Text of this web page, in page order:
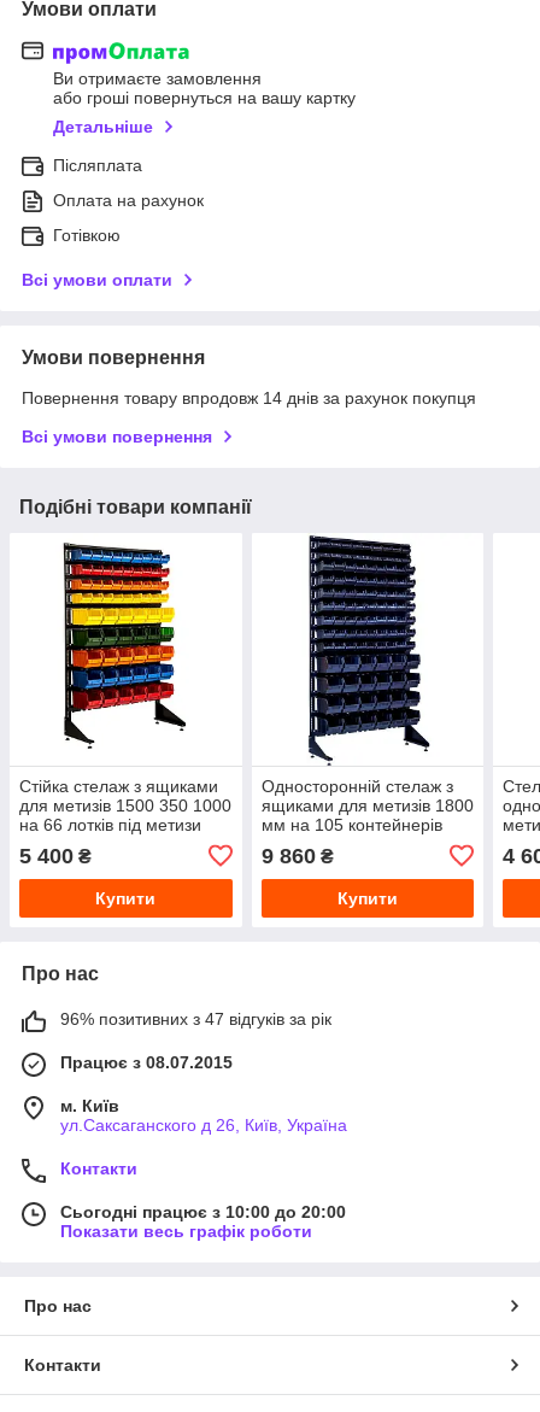
Умови оплати
Ви отримаєте замовлення
або гроші повернуться на вашу картку
Детальніше
Післяплата
Оплата на рахунок
Готівкою
Всі умови оплати
Умови повернення
Повернення товару впродовж 14 днів за рахунок покупця
Всі умови повернення
Подібні товари компанії
Стійка стелаж з ящиками
для метизів 1500 350 1000
на 66 лотків під метизи
5 400 ₴
Купити
Односторонній стелаж з
ящиками для метизів 1800
мм на 105 контейнерів
9 860₴
Купити
4
Про нас
96% позитивних з 47 відгуків за рік
Працює з 08.07.2015
м. Київ
ул.Саксаганского д 26, Київ, Україна
Контакти
Сьогодні працює з 10:00 до 20:00
Показати весь графік роботи
Про нас
Контакти